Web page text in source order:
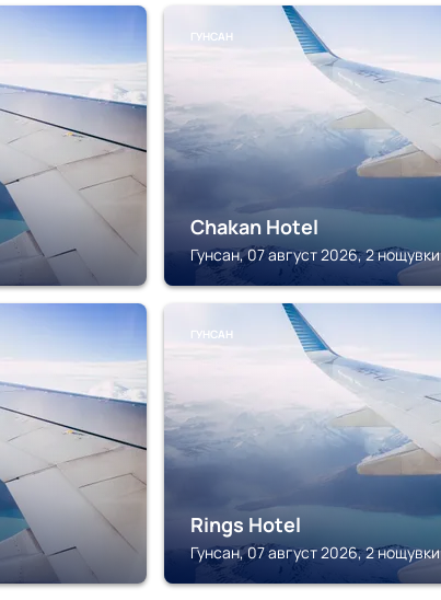
ГУНСАН
Chakan Hotel
Гунсан, 07 август 2026, 2 нощувки
ГУНСАН
Rings Hotel
Гунсан, 07 август 2026, 2 нощувки